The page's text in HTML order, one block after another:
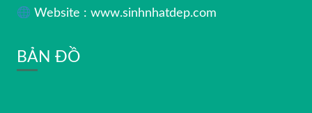
Website : www.sinhnhatdep.com
BẢN ĐỒ